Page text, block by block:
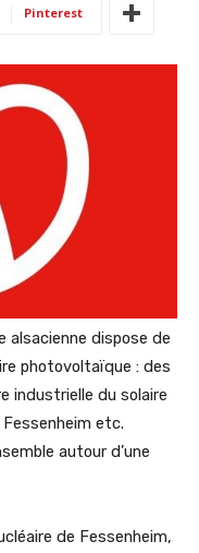
Pinterest
alsacienne dispose de
photovoltaïque : des
industrielle du solaire
etc.
autour d’une
de Fessenheim,